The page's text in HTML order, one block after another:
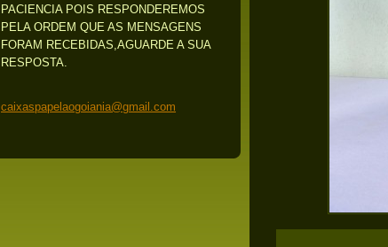
PACIENCIA POIS RESPONDEREMOS
PELA ORDEM QUE AS MENSAGENS
FORAM RECEBIDAS,AGUARDE A SUA
RESPOSTA.
caixaspapelaogoiania@gmail.com